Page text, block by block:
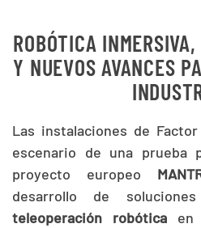
ROBÓTICA
Y NUEVOS AVANCES
Las instalaciones de
escenario de una prueba
proyecto europeo
desarrollo de
teleoperación robótica en